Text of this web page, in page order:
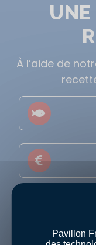
UNE
À l’aide de
Pavillon